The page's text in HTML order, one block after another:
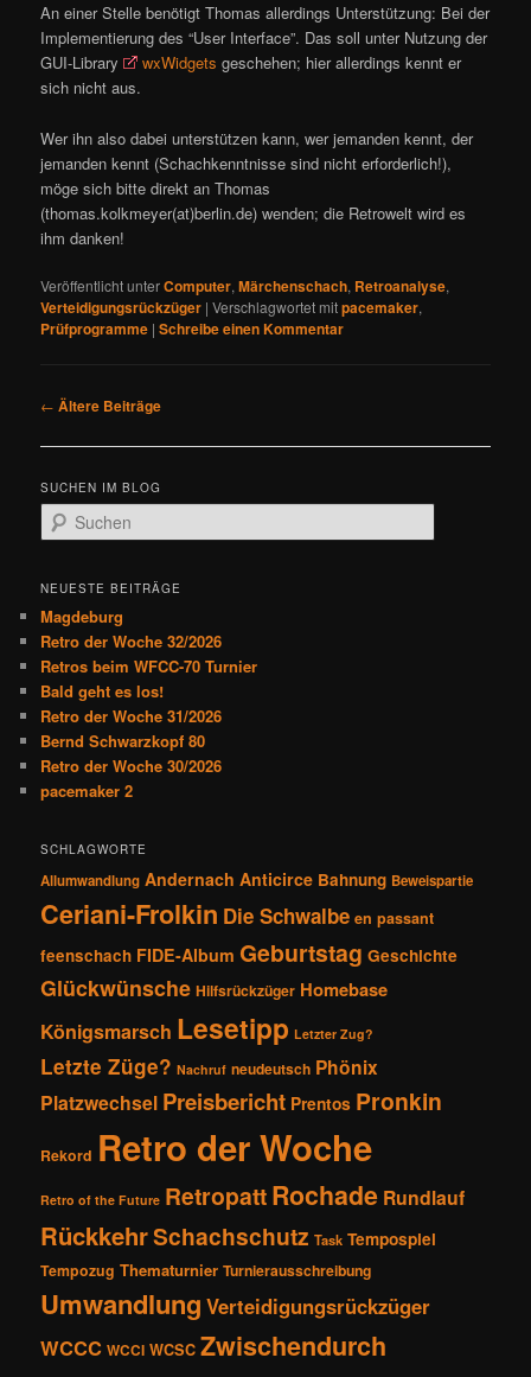
An einer Stelle benötigt Thomas allerdings Unterstützung: Bei der
Implementierung des “User Interface”. Das soll unter Nutzung der
GUI-Library
wxWidgets geschehen; hier allerdings kennt er
sich nicht aus.
Wer ihn also dabei unterstützen kann, wer jemanden kennt, der
jemanden kennt (Schachkenntnisse sind nicht erforderlich!),
möge sich bitte direkt an Thomas
(thomas.kolkmeyer(at)berlin.de) wenden; die Retrowelt wird es
ihm danken!
Veröffentlicht unterComputer,Märchenschach, Retroanalyse,
Verteidigungsrückzüger |Verschlagwortet mitpacemaker,
Prüfprogramme |Schreibe einen Kommentar
B
i
t
r
a
v
i
g
a
t
i
o
← Ältere Beiträge
SUCHEN IM BLOG
u
h
n
NEUESTE BEITRÄGE
Magdeburg
Retro der Woche 32/2026
Retros beim WFCC-70 Turnier
Bald geht es los!
Retro der Woche 31/2026
Bernd Schwarzkopf 80
Retro der Woche 30/2026
pacemaker 2
SCHLAGWORTE
Allumwandlung Andernach Anticirce Bahnung Beweispartie
Ceriani-Frolkin Die Schwalbe en passant
feenschach FIDE-Album Geburtstag Geschichte
Glückwünsche Hilfsrückzüger Homebase
Königsmarsch Lesetipp Letzter Zug?
Letzte Züge? Nachruf neudeutsch Phönix
Platzwechsel Preisbericht Prentos Pronkin
Rekord Retro der Woche
Retro of the Future RetropattRochade Rundlauf
RückkehrSchachschutz Task Tempospiel
Tempozug Thematurnier Turnierausschreibung
Umwandlung Verteidigungsrückzüger
WCCC WCCI WCSC Zwischendurch